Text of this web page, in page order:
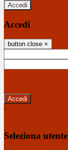
Accedi
Accedi
button close ×
-
Seleziona utente